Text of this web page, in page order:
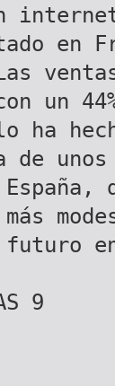
en
un
ha
de
futuro
9